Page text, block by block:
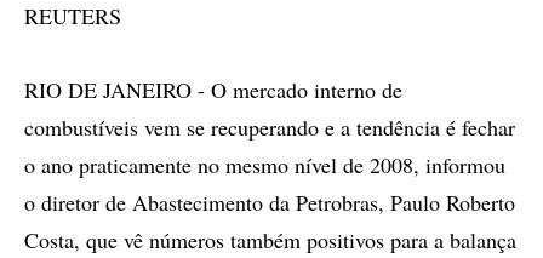
REUTERS
RIO DE JANEIRO - O mercado interno de
combustíveis vem se recuperando e a tendência é fechar
o ano praticamente no mesmo nível de 2008, informou
o diretor de Abastecimento da Petrobras, Paulo Roberto
Costa, que vê números também positivos para a balança